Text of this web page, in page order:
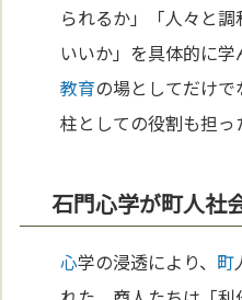
られるか」「人々と
いいか」を具体的に
教育の場としてだけで
柱としての役割も担っ
石門心学が町人社
心学の浸透により、 町